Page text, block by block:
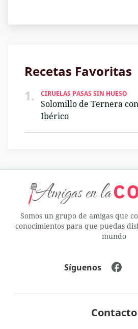
Recetas Favoritas
1.
CIRUELAS PASAS SIN HUESO
Solomillo de Ternera
Ibérico
Somos un grupo de amigas que
conocimientos para que puedas
mundo
Contacto
Síguenos